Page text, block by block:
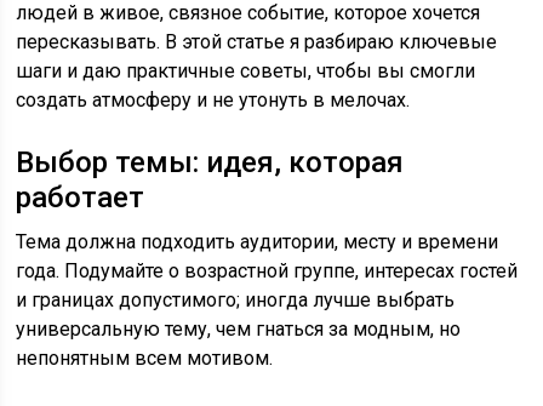
людей в живое, связное событие, которое хочется
пересказывать. В этой статье я разбираю ключевые
шаги и даю практичные советы, чтобы вы смогли
создать атмосферу и не утонуть в мелочах.
Выбор темы: идея, которая
работает
Тема должна подходить аудитории, месту и времени
года. Подумайте о возрастной группе, интересах гостей
и границах допустимого; иногда лучше выбрать
универсальную тему, чем гнаться за модным, но
непонятным всем мотивом.